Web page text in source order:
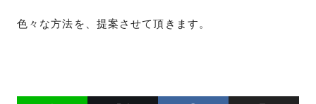
色々な方法を、提案させて頂きます。